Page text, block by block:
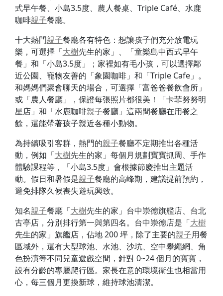
式早午餐、小島3.5度、農人餐桌、Triple Café、水鹿
咖啡親子餐廳。
十大熱門親子餐廳各有特色：想讓孩子們充分放電玩
樂，可選擇「大樹先生的家」、「童樂島中西式早午
餐」和「小島3.5度」；家裡如有毛小孩，可以選擇鄰
近公園、寵物友善的「象園咖啡」和「Triple Cafe」。
和媽媽們聚會聊天的場合，可選擇「富爸爸餐飲會所」
或「農人餐廳」，保證每張照片都很美！「卡菲努努明
星店」和「水鹿咖啡親子餐廳」這兩間餐廳在用餐之
餘，還能帶著孩子親近各種小動物。
為持續吸引客群，熱門的親子餐廳不定期推出各種活
動，例如「大樹先生的家」每個月規劃寶寶抓周、手作
體驗課程等，「小島3.5度」會根據節慶推出主題活
動。假日和暑假是親子餐廳的高峰期，建議提前預約，
避免排隊久候喪失遊玩興致。
知名親子餐廳「大樹先生的家」台中崇德旗艦店、台北
古亭店，分別排行第一與第四名。台中崇德店是「大樹
先生的家」旗艦店，佔地 200 坪，除了主要的親子用餐
區域外，還有大型球池、水池、沙坑、空中攀繩網、角
色扮演等不同兒童遊戲空間，針對 0~24 個月的寶寶，
設有分齡的專屬爬行區。家長在意的環境衛生也相當用
心，每三個月更換新球，維持球池清潔。